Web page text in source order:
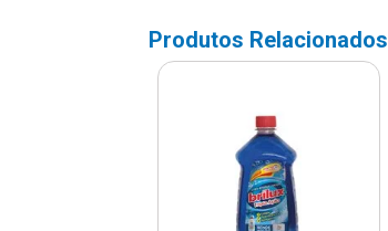
Produtos Relacionados